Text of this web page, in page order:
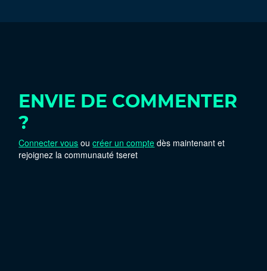
ENVIE DE COMMENTER
?
Connecter vous oucréer un compte dès maintenant et
rejoignez la communauté tseret